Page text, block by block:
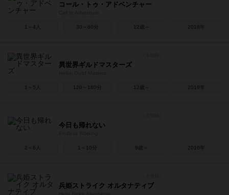
コール・トゥ・アドベンチャー
1～4人 30～60分 12歳～ 2018年
異世界ギルドマスターズ
1～5人 120～180分 12歳～ 2019年
今日も帰れない
2～6人 1～10分 9歳～ 2016年
兵姫ストライク オルタナティブ